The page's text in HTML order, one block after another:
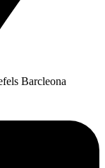
Barcleona